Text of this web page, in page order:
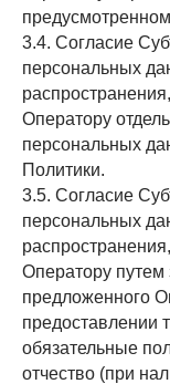
3.4. Согласие
персональных
Оператору
персональных
Политики.
3.5. Согласие
персональных
Оператору путем
предложенного
предоставлении
обязательные
отчество (при